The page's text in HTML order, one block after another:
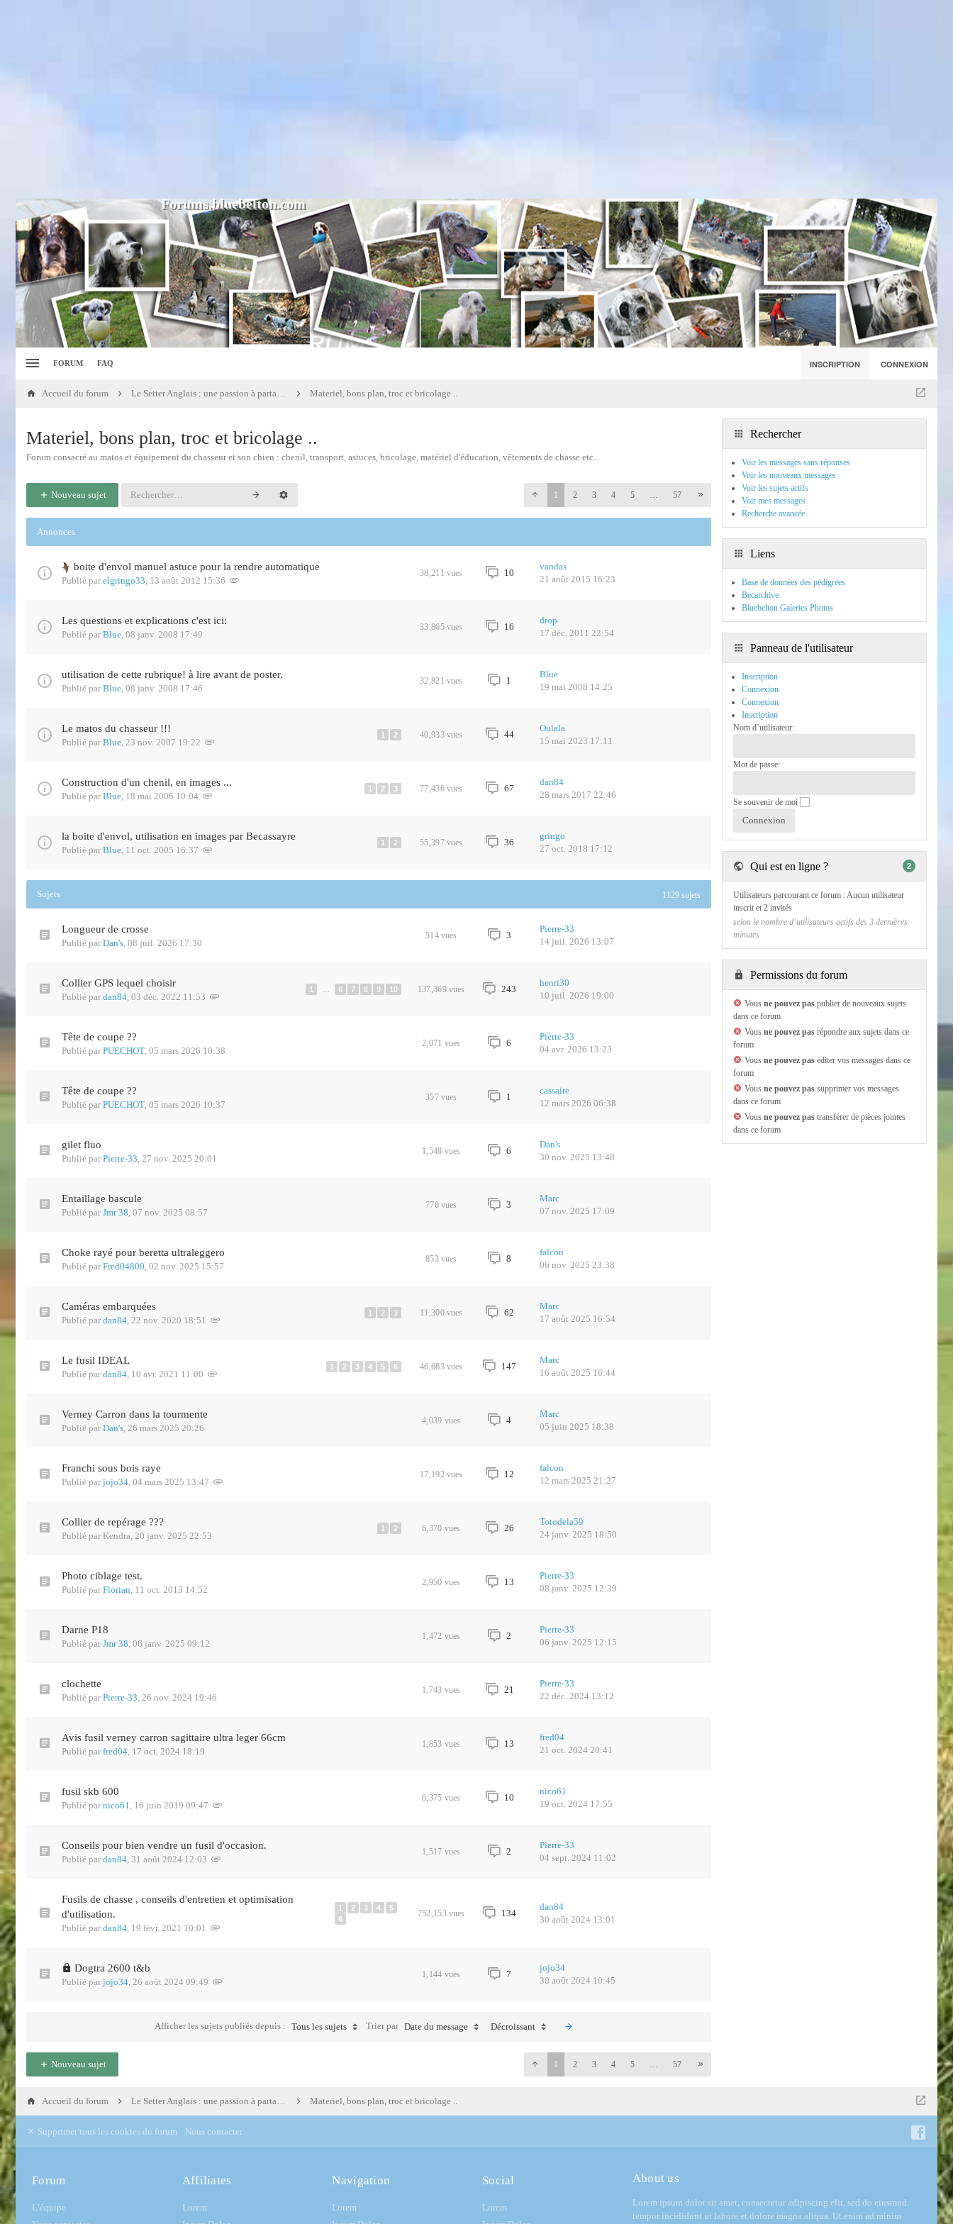
Forums.bluebelton.com
FORUM FAQ INSCRIPTION CONNEXION
Accueil du forum Le Setter Anglais : une passion à partager... Materiel, bons plan, troc et bricolage ..
Materiel, bons plan, troc et bricolage ..
Forum consacré au matos et équipement du chasseur et son chien : chenil, transport, astuces, bricolage, matériel d'éducation, vêtements de chasse etc...
Nouveau sujet 1 2 3 4 5 … 57
Annonces
boite d'envol manuel astuce pour la rendre automatique
Publié par elgringo33, 13 août 2012 15:36
38,211 vues 10
vandas
21 août 2015 16:23
Les questions et explications c'est ici:
Publié par Blue, 08 janv. 2008 17:49
33,865 vues 16
drop
17 déc. 2011 22:54
utilisation de cette rubrique! à lire avant de poster.
Publié par Blue, 08 janv. 2008 17:46
32,821 vues 1
Blue
19 mai 2008 14:25
Le matos du chasseur !!!
Publié par Blue, 23 nov. 2007 19:22
1 2 40,933 vues 44
Oulala
15 mai 2023 17:11
Construction d'un chenil, en images ...
Publié par Blue, 18 mai 2006 10:04
1 2 3 77,436 vues 67
dan84
28 mars 2017 22:46
la boite d'envol, utilisation en images par Becassayre
Publié par Blue, 11 oct. 2005 16:37
1 2 55,397 vues 36
gringo
27 oct. 2018 17:12
Sujets 1129 sujets
Longueur de crosse
Publié par Dan's, 08 juil. 2026 17:30
514 vues 3
Pierre-33
14 juil. 2026 13:07
Collier GPS lequel choisir
Publié par dan84, 03 déc. 2022 11:53
1 … 6 7 8 9 10 137,369 vues 243
henri30
10 juil. 2026 19:00
Tête de coupe ??
Publié par PUECHOT, 05 mars 2026 10:38
2,071 vues 6
Pierre-33
04 avr. 2026 13:23
Tête de coupe ??
Publié par PUECHOT, 05 mars 2026 10:37
357 vues 1
cassaire
12 mars 2026 06:38
gilet fluo
Publié par Pierre-33, 27 nov. 2025 20:01
1,548 vues 6
Dan's
30 nov. 2025 13:48
Entaillage bascule
Publié par Jmr 38, 07 nov. 2025 08:57
770 vues 3
Marc
07 nov. 2025 17:09
Choke rayé pour beretta ultraleggero
Publié par Fred04800, 02 nov. 2025 15:57
853 vues 8
falcon
06 nov. 2025 23:38
Caméras embarquées
Publié par dan84, 22 nov. 2020 18:51
1 2 3 11,300 vues 62
Marc
17 août 2025 16:54
Le fusil IDEAL
Publié par dan84, 10 avr. 2021 11:00
1 2 3 4 5 6 46,683 vues 147
Marc
16 août 2025 16:44
Verney Carron dans la tourmente
Publié par Dan's, 26 mars 2025 20:26
4,039 vues 4
Marc
05 juin 2025 18:38
Franchi sous bois raye
Publié par jojo34, 04 mars 2025 13:47
17,192 vues 12
falcon
12 mars 2025 21:27
Collier de repérage ???
Publié par Kendra, 20 janv. 2025 22:53
1 2 6,370 vues 26
Totodela59
24 janv. 2025 18:50
Photo ciblage test.
Publié par Florian, 11 oct. 2013 14:52
2,950 vues 13
Pierre-33
08 janv. 2025 12:39
Darne P18
Publié par Jmr 38, 06 janv. 2025 09:12
1,472 vues 2
Pierre-33
06 janv. 2025 12:15
clochette
Publié par Pierre-33, 26 nov. 2024 19:46
1,743 vues 21
Pierre-33
22 déc. 2024 13:12
Avis fusil verney carron sagittaire ultra leger 66cm
Publié par fred04, 17 oct. 2024 18:19
1,853 vues 13
fred04
21 oct. 2024 20:41
fusil skb 600
Publié par nico61, 16 juin 2019 09:47
6,375 vues 10
nico61
19 oct. 2024 17:55
Conseils pour bien vendre un fusil d'occasion.
Publié par dan84, 31 août 2024 12:03
1,517 vues 2
Pierre-33
04 sept. 2024 11:02
Fusils de chasse , conseils d'entretien et optimisation
d'utilisation.
Publié par dan84, 19 févr. 2021 10:01
1 2 3 4
5
6
752,153 vues 134
dan84
30 août 2024 13:01
Dogtra 2600 t&b
Publié par jojo34, 26 août 2024 09:49
1,144 vues 7
jojo34
30 août 2024 10:45
Afficher les sujets publiés depuis : Tous les sujets Trier par Date du message Décroissant
Nouveau sujet 1 2 3 4 5 … 57
Rechercher
Voir les messages sans réponses
Voir les nouveaux messages
Voir les sujets actifs
Voir mes messages
Recherche avancée
Liens
Base de données des pédigrées
Becarchive
Bluebelton Galeries Photos
Panneau de l'utilisateur
Inscription
Connexion
Connexion
Inscription
Nom d’utilisateur:
Mot de passe:
Se souvenir de moi
Qui est en ligne ? 2
Utilisateurs parcourant ce forum : Aucun utilisateur
inscrit et 2 invités
selon le nombre d’utilisateurs actifs des 3 dernières
minutes
Permissions du forum
Vous ne pouvez pas publier de nouveaux sujets
dans ce forum
Vous ne pouvez pas répondre aux sujets dans ce
forum
Vous ne pouvez pas éditer vos messages dans ce
forum
Vous ne pouvez pas supprimer vos messages
dans ce forum
Vous ne pouvez pas transférer de pièces jointes
dans ce forum
Accueil du forum Le Setter Anglais : une passion à partager... Materiel, bons plan, troc et bricolage ..
Supprimer tous les cookies du forum Nous contacter
Forum
L’équipe
Affiliates
Lorem
Navigation
Lorem
Social
Lorem
About us
Lorem ipsum dolor sit amet, consectetur adipiscing elit, sed do eiusmod
tempor incididunt ut labore et dolore magna aliqua. Ut enim ad minim